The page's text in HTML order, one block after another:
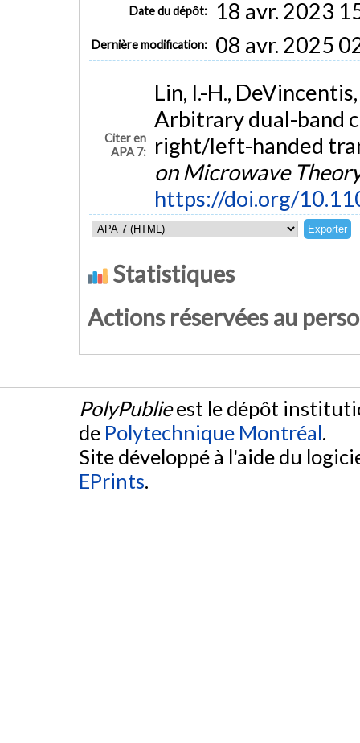
Date du dépôt: 18 avr. 2023
Dernière modification: 08 avr. 2025
Citer en
APA 7:
Lin, I.-H.,
Arbitrary dual-band
right/left-handed
on Microwave
https://doi.org/
Statistiques
Actions réservées au
PolyPublieest le dépôt
de Polytechnique Montréal.
Site développé à l'aide du
EPrints.